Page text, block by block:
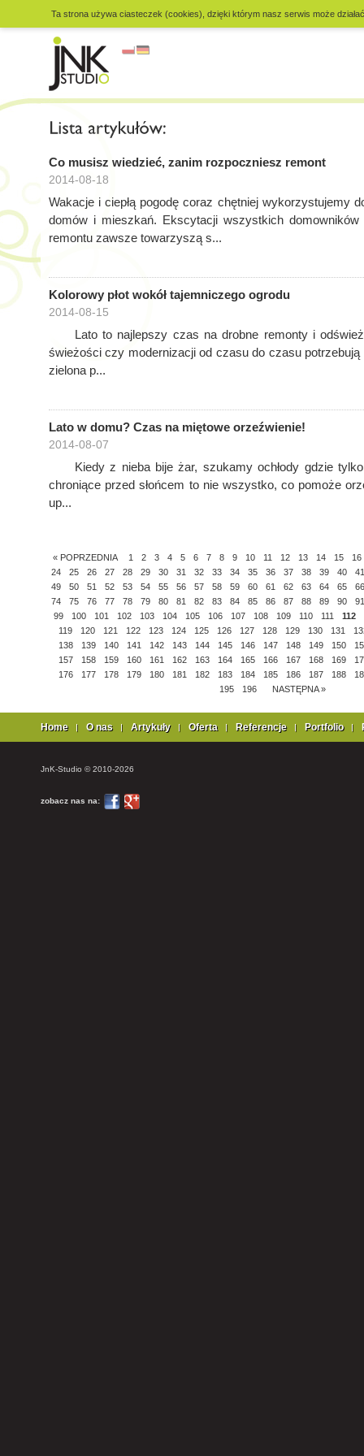
Ta strona używa ciasteczek (cookies), dzięki którym nasz serwis może
Co musisz wiedzieć, zanim rozpoczniesz remont
2014-08-18
Wakacje i ciepłą pogodę coraz chętniej wykorzystujemy
domów i mieszkań. Ekscytacji wszystkich
remontu zawsze towarzyszą s...
Kolorowy płot wokół tajemniczego ogrodu
2014-08-15
Lato to najlepszy czas na drobne remonty i
świeżości czy modernizacji od czasu do czasu
zielona p...
Lato w domu? Czas na miętowe orzeźwienie!
2014-08-07
Kiedy z nieba bije żar, szukamy ochłody gdzie
chroniące przed słońcem to nie wszystko, co pomoże
up...
« POPRZEDNIA 1 2 3 4 5 6 7 8 9 10 11 12 13 14 15
16
24
25 26 27 28 29 30 31 32 33 34 35 36 37 38 39 40
41
49
50 51 52 53 54 55 56 57 58 59 60 61 62 63 64 65
66
74
75 76 77 78 79 80 81 82 83 84 85 86 87 88 89 90
91
99
100 101 102 103 104 105 106 107 108 109 110 111 112
119
120 121 122 123 124 125 126 127 128 129 130 131
138
139 140 141 142 143 144 145 146 147 148 149 150
157
158 159 160 161 162 163 164 165 166 167 168 169
176
177 178 179 180 181 182 183 184 185 186 187 188
195
196 NASTĘPNA »
Home O nas Artykuły Oferta Referencje Portfolio
JnK-Studio © 2010-2026
zobacz nas na: